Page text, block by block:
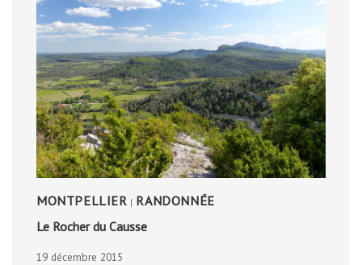
MONTPELLIER | RANDONNÉE
Le Rocher du Causse
19 décembre 2015